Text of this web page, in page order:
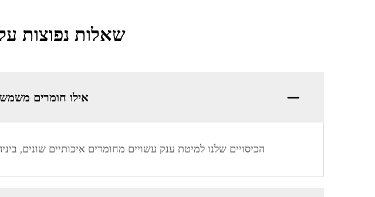
שאלות נפוצות על
אילו חומרים
הכיסויים שלנו למיטת ענק עשויים מחומרים איכותיים שונים,